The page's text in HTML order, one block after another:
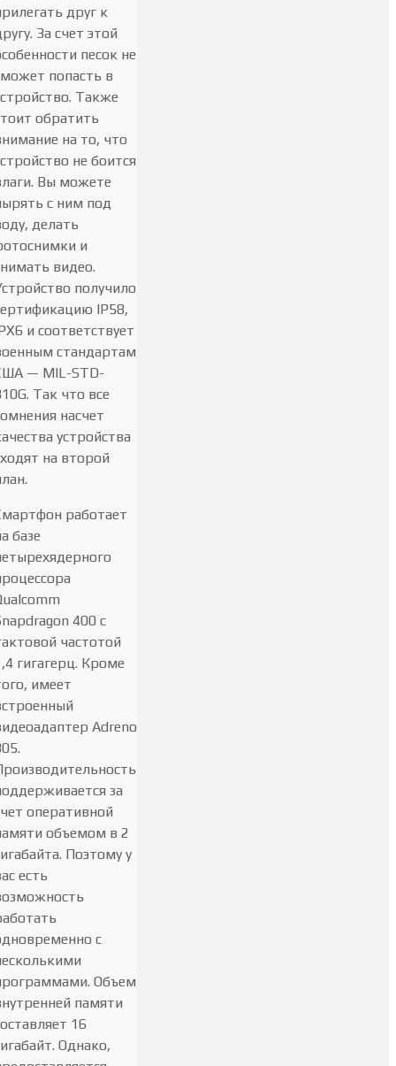
друг к
За счет этой
песок не
попасть в
Также
обратить
на то, что
не боится
Вы можете
с ним под
делать
и
видео.
получило
IP58,
и соответствует
стандартам
— MIL-STD-
Так что все
насчет
устройства
на второй
работает
базе
400 с
частотой
гигагерц. Кроме
имеет
Adreno
за
оперативной
объемом в 2
Поэтому у
есть
с
Объем
памяти
16
Однако,